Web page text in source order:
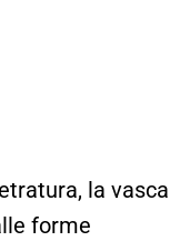
la vasca
forme